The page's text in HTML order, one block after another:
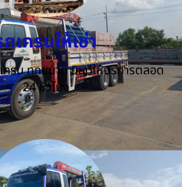
เครนให้เช่า
ครน ทุกขนาด ยินดีให้บริการตลอด
24 ชั่วโมง